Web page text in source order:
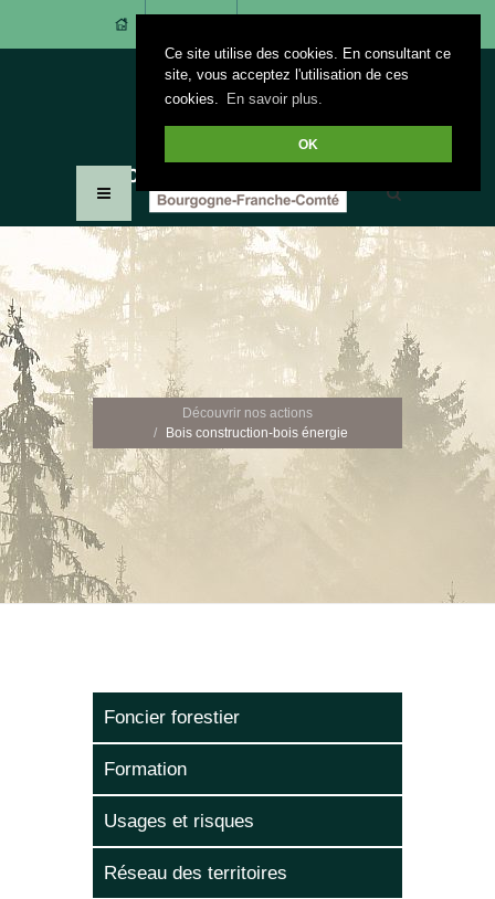
Ce site utilise des cookies. En consultant ce
site, vous acceptez l'utilisation de ces
cookies.
En savoir plus.
OK
Découvrir nos actions
Bois construction-bois énergie
Foncier forestier
Formation
Usages et risques
Réseau des territoires